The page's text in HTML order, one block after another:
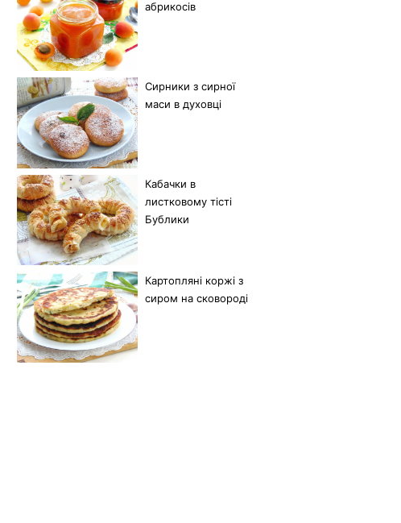
абрикосів
Сирники з сирної
маси в духовці
Кабачки в
листковому тісті
Бублики
Картопляні коржі з
сиром на сковороді